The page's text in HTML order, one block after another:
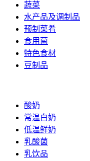
蔬菜
水产品及调制品
预制菜肴
食用菌
特色食材
豆制品
酸奶
常温白奶
低温鲜奶
乳酸菌
乳饮品